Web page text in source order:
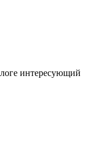
интересующий